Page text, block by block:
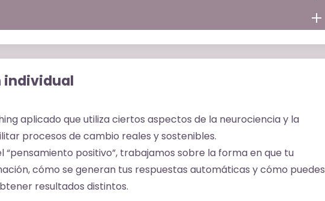
individual
aplicado que utiliza ciertos aspectos de la neurociencia y la
procesos de cambio reales y sostenibles.
“pensamiento positivo”, trabajamos sobre la forma en que tu
cómo se generan tus respuestas automáticas y cómo puedes
resultados distintos.